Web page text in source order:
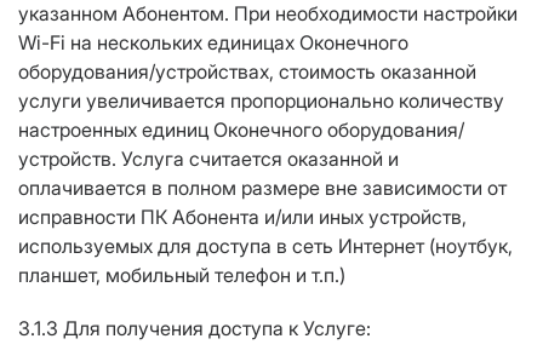
указанном Абонентом. При необходимости настройки
Wi-Fi на нескольких единицах Оконечного
оборудования/устройствах, стоимость оказанной
услуги увеличивается пропорционально количеству
настроенных единиц Оконечного оборудования/
устройств. Услуга считается оказанной и
оплачивается в полном размере вне зависимости от
исправности ПК Абонента и/или иных устройств,
используемых для доступа в сеть Интернет (ноутбук,
планшет, мобильный телефон и т.п.)
3.1.3 Для получения доступа к Услуге: